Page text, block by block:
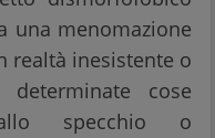
una menomazione
realtà inesistente o
cose
specchio o